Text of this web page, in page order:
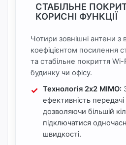
СТАБІЛЬНЕ
КОРИСНІ ФУНКЦІЇ
Чотири зовнішні антени з
коефіцієнтом посилення
та стабільне покриття
будинку чи офісу.
Технологія 2x2 MIMO:
ефективність
дозволяючи більшій
підключатися
швидкості.